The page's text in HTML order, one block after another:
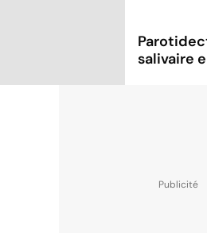
salivaire